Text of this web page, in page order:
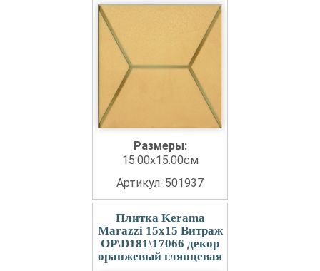
Размеры:
15.00x15.00см
Артикул: 501937
Плитка Kerama
Marazzi 15x15 Витраж
OP\D181\17066 декор
оранжевый глянцевая